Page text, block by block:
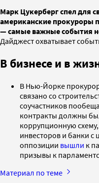
Марк Цукерберг спел для
американские прокуроры
— самые важные события
Дайджест охватывает
В бизнесе и в
В Нью-Йорке
связано со
соучастников
контракты должны
коррупционную
инвесторов и банки
оппозиции вышли к
призывы к
Материал по теме